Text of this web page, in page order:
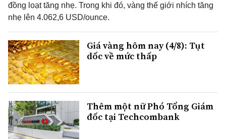
đồng loạt tăng nhẹ. Trong khi đó, vàng thế giới nhích tăng
nhẹ lên 4.062,6 USD/ounce.
Giá vàng hôm nay (4/8): Tụt
dốc về mức thấp
Thêm một nữ Phó Tổng Giám
đốc tại Techcombank